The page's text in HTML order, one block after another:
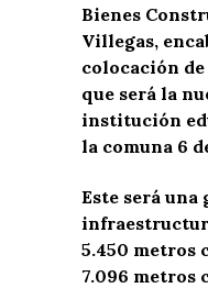
Bienes
Villegas,
colocación
que será la
institución
la comuna 6
Este será una
5.450 metros
7.096 metros